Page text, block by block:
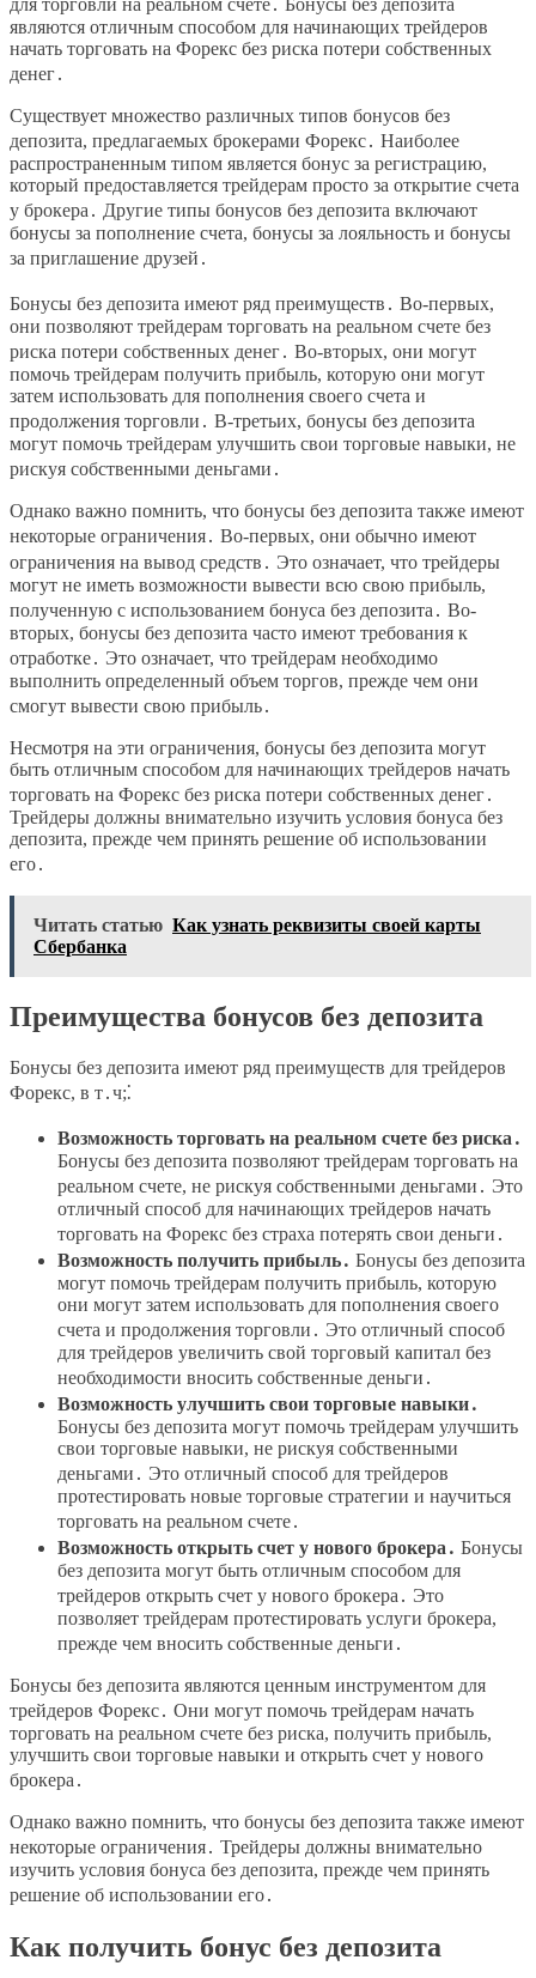
для торговли на реальном счете․ Бонусы без депозита
являются отличным способом для начинающих трейдеров
начать торговать на Форекс без риска потери собственных
денег․
Существует множество различных типов бонусов без
депозита, предлагаемых брокерами Форекс․ Наиболее
распространенным типом является бонус за регистрацию,
который предоставляется трейдерам просто за открытие счета
у брокера․ Другие типы бонусов без депозита включают
бонусы за пополнение счета, бонусы за лояльность и бонусы
за приглашение друзей․
Бонусы без депозита имеют ряд преимуществ․ Во-первых,
они позволяют трейдерам торговать на реальном счете без
риска потери собственных денег․ Во-вторых, они могут
помочь трейдерам получить прибыль, которую они могут
затем использовать для пополнения своего счета и
продолжения торговли․ В-третьих, бонусы без депозита
могут помочь трейдерам улучшить свои торговые навыки, не
рискуя собственными деньгами․
Однако важно помнить, что бонусы без депозита также имеют
некоторые ограничения․ Во-первых, они обычно имеют
ограничения на вывод средств․ Это означает, что трейдеры
могут не иметь возможности вывести всю свою прибыль,
полученную с использованием бонуса без депозита․ Во-
вторых, бонусы без депозита часто имеют требования к
отработке․ Это означает, что трейдерам необходимо
выполнить определенный объем торгов, прежде чем они
смогут вывести свою прибыль․
Несмотря на эти ограничения, бонусы без депозита могут
быть отличным способом для начинающих трейдеров начать
торговать на Форекс без риска потери собственных денег․
Трейдеры должны внимательно изучить условия бонуса без
депозита, прежде чем принять решение об использовании
его․
Читать статью Как узнать реквизиты своей карты
Сбербанка
Преимущества бонусов без депозита
Бонусы без депозита имеют ряд преимуществ для трейдеров
Форекс, в т․ч;⁚
Возможность торговать на реальном счете без риска․
Бонусы без депозита позволяют трейдерам торговать на
реальном счете, не рискуя собственными деньгами․ Это
отличный способ для начинающих трейдеров начать
торговать на Форекс без страха потерять свои деньги․
Возможность получить прибыль․ Бонусы без депозита
могут помочь трейдерам получить прибыль, которую
они могут затем использовать для пополнения своего
счета и продолжения торговли․ Это отличный способ
для трейдеров увеличить свой торговый капитал без
необходимости вносить собственные деньги․
Возможность улучшить свои торговые навыки․
Бонусы без депозита могут помочь трейдерам улучшить
свои торговые навыки, не рискуя собственными
деньгами․ Это отличный способ для трейдеров
протестировать новые торговые стратегии и научиться
торговать на реальном счете․
Возможность открыть счет у нового брокера․ Бонусы
без депозита могут быть отличным способом для
трейдеров открыть счет у нового брокера․ Это
позволяет трейдерам протестировать услуги брокера,
прежде чем вносить собственные деньги․
Бонусы без депозита являются ценным инструментом для
трейдеров Форекс․ Они могут помочь трейдерам начать
торговать на реальном счете без риска, получить прибыль,
улучшить свои торговые навыки и открыть счет у нового
брокера․
Однако важно помнить, что бонусы без депозита также имеют
некоторые ограничения․ Трейдеры должны внимательно
изучить условия бонуса без депозита, прежде чем принять
решение об использовании его․
Как получить бонус без депозита